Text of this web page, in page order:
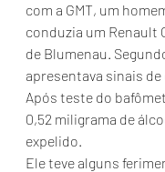
com a GMT, um
conduzia um Renault
de Blumenau.
apresentava sinais de
Após teste do
0,52 miligrama de
expelido.
Ele teve alguns